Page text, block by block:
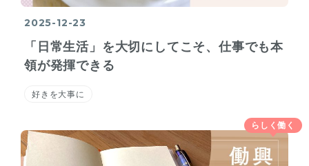
2025-12-23
「日常生活」を大切にしてこそ、仕事でも本
領が発揮できる
好きを大事に
らしく働く